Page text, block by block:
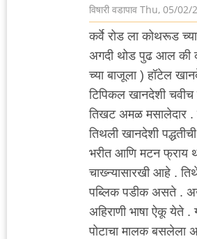
विषारी वडापाव Thu, 05/02/
कर्वे रोड ला कोथरूड
अगदी थोड पुढ आल की
च्या बाजूला ) हॉटेल
टिपिकल खानदेशी
तिखट अमळ मसालेदार
तिथली खानदेशी
भरीत आणि मटन फ्राय
चाख्न्यासारखी आहे .
पब्लिक पडीक असते .
अहिराणी भाषा ऐकू येते .
पोटाचा मालक बसलेला